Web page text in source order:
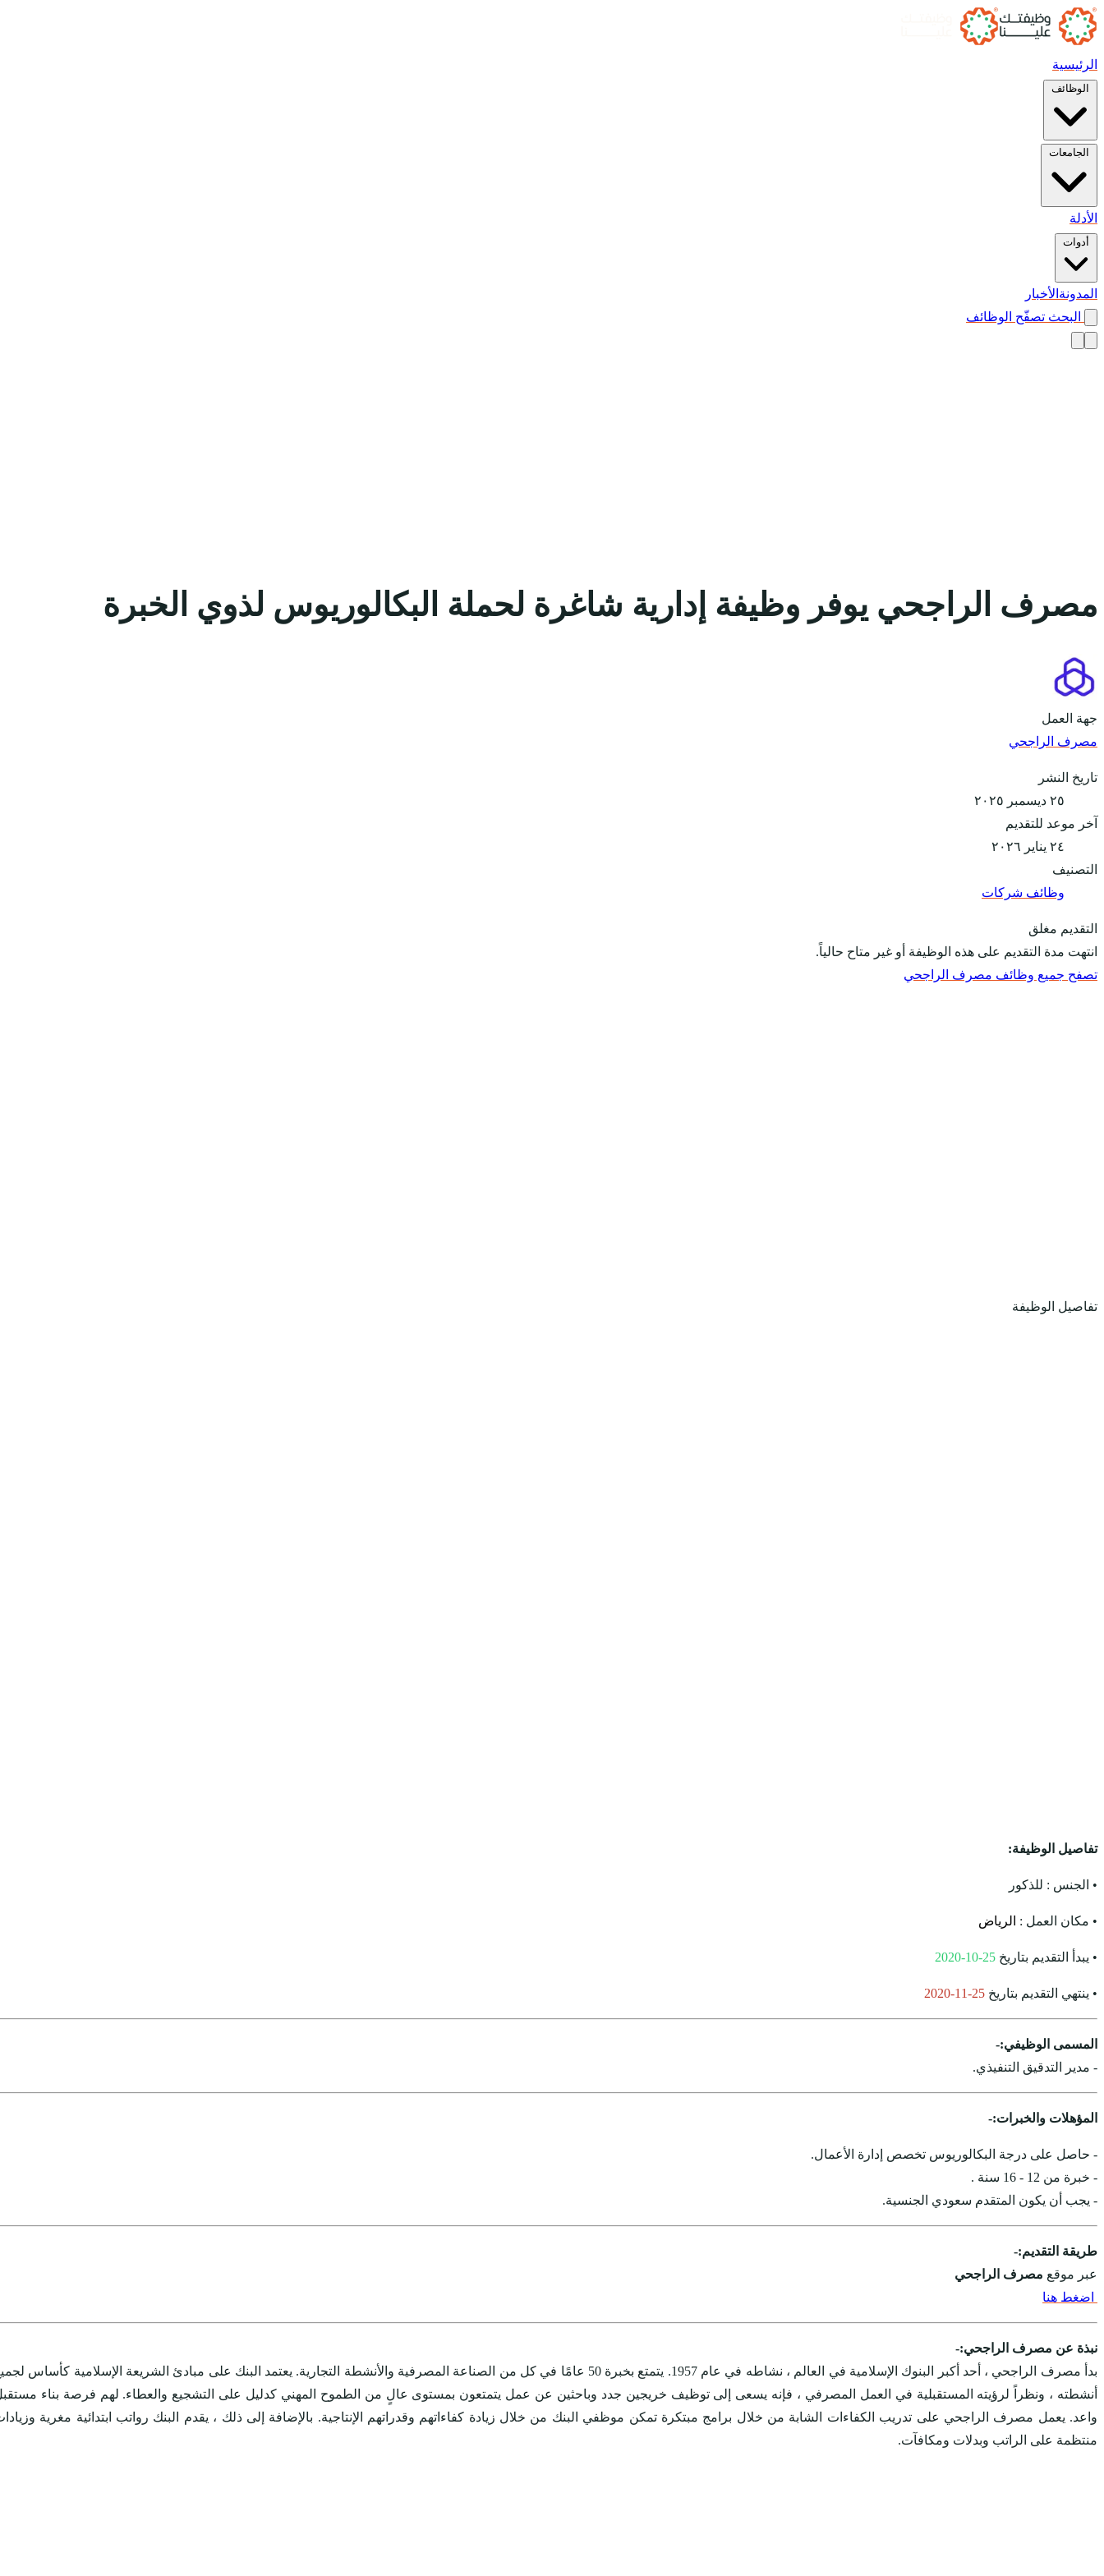
الرئيسية
الوظائف
الجامعات
الأدلة
أدوات
المدونة الأخبار
البحث تصفّح الوظائف
مصرف الراجحي يوفر وظيفة إدارية شاغرة لحملة البكالوريوس لذوي الخبرة
جهة العمل
مصرف الراجحي
تاريخ النشر
٢٥ ديسمبر ٢٠٢٥
آخر موعد للتقديم
٢٤ يناير ٢٠٢٦
التصنيف
وظائف شركات
التقديم مغلق
انتهت مدة التقديم على هذه الوظيفة أو غير متاح حالياً.
تصفح جميع وظائف مصرف الراجحي
تفاصيل الوظيفة
تفاصيل الوظيفة:
• الجنس : للذكور
• مكان العمل : الرياض
• يبدأ التقديم بتاريخ
• ينتهي التقديم بتاريخ 25-11-2020
المسمى الوظيفي:-
- مدير التدقيق التنفيذي.
المؤهلات والخبرات:-
- حاصل على درجة البكالوريوس تخصص إدارة الأعمال.
- خبرة من 12 - 16 سنة .
- يجب أن يكون المتقدم سعودي الجنسية.
طريقة التقديم:-
عبر موقع مصرف الراجحي
اضغط هنا
نبذة عن مصرف الراجحي:-
بدأ مصرف الراجحي ، أحد أكبر البنوك الإسلامية في العالم ، نشاطه في عام 1957. يتمتع بخبرة 50 عامًا في كل من الصناعة المصرفية والأنشطة التجارية. يعتمد البنك على مبادئ الشريعة الإسلامية كأساس
أنشطته ، ونظراً لرؤيته المستقبلية في العمل المصرفي ، فإنه يسعى إلى توظيف خريجين جدد وباحثين عن عمل يتمتعون بمستوى عالٍ من الطموح المهني كدليل على التشجيع والعطاء. لهم فرصة بناء
واعد. يعمل مصرف الراجحي على تدريب الكفاءات الشابة من خلال برامج مبتكرة تمكن موظفي البنك من خلال زيادة كفاءاتهم وقدراتهم الإنتاجية. بالإضافة إلى ذلك ، يقدم البنك رواتب ابتدائية مغرية
منتظمة على الراتب وبدلات ومكافآت.